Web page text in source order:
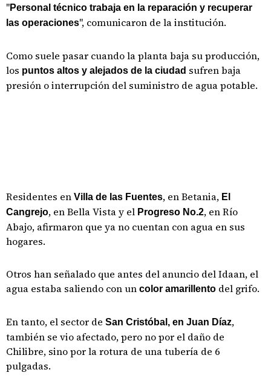
"Personal técnico trabaja en la reparación y recuperar
las operaciones", comunicaron de la institución.
Como suele pasar cuando la planta baja su producción,
los puntos altos y alejados de la ciudad sufren baja
presión o interrupción del suministro de agua potable.
Residentes en Villa de las Fuentes, en Betania, El
Cangrejo, en Bella Vista y el Progreso No.2, en Río
Abajo, afirmaron que ya no cuentan con agua en sus
hogares.
Otros han señalado que antes del anuncio del Idaan, el
agua estaba saliendo con un color amarillento del grifo.
En tanto, el sector de San Cristóbal, en Juan Díaz,
también se vio afectado, pero no por el daño de
Chilibre, sino por la rotura de una tubería de 6
pulgadas.